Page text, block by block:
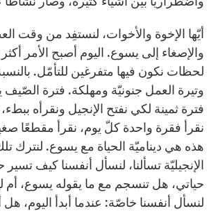
أيّها الإخوة والأخوات، لنستفِد من وقت
والإصغاء إلى يسوع. اليوم أصبح الأمر
لحظات نكون فيها متفرغين للتأمّل.
وتيرة العمل جنونيّة ومهلكة. فترة
فترة ثمينة لكي نفتح الإنجيل ونقرأه
نقرأ فقرة واحدة كلّ يوم، نقرأ مقطعًا
هذه هي ديناميّة الحياة مع يسوع. لنترك
الإنجيليّة تسألنا، لنسأل أنفسنا كيف تسير
حياتي، هل تنسجم مع ما يقوله يسوع، أم
لنسأل أنفسنا خاصّة: عندما أبدأ اليوم،